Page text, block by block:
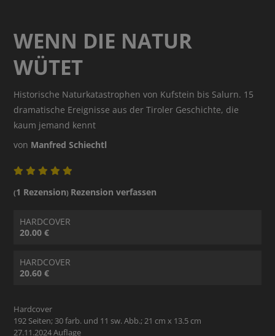
WENN DIE NATUR
WÜTET
Historische Naturkatastrophen von Kufstein bis Salurn. 15
dramatische Ereignisse aus der Tiroler Geschichte, die
kaum jemand kennt
von Manfred Schiechtl
(1 Rezension) Rezension verfassen
HARDCOVER
20.00 €
HARDCOVER
20.60 €
Hardcover
192 Seiten; 30 farb. und 11 sw. Abb.; 21 cm x 13.5 cm
27.11.2024 Auflage